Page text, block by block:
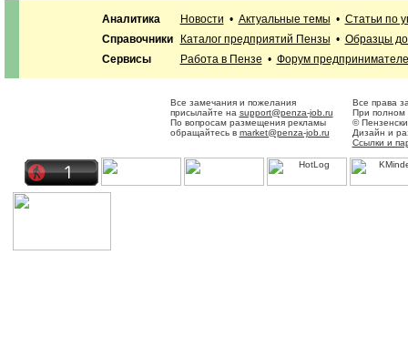
Аналитика Новости • Актуальные темы • Статьи по
Справочники
Каталог предприятий Пензы • Образцы
Сервисы
Работа в Пензе • Форум
Все замечания и пожелания
присылайте на support@penza-job.ru
По вопросам размещения рекламы
обращайтесь в market@penza-job.ru
Все права
При полном
©
Дизайн и
Ссылки и